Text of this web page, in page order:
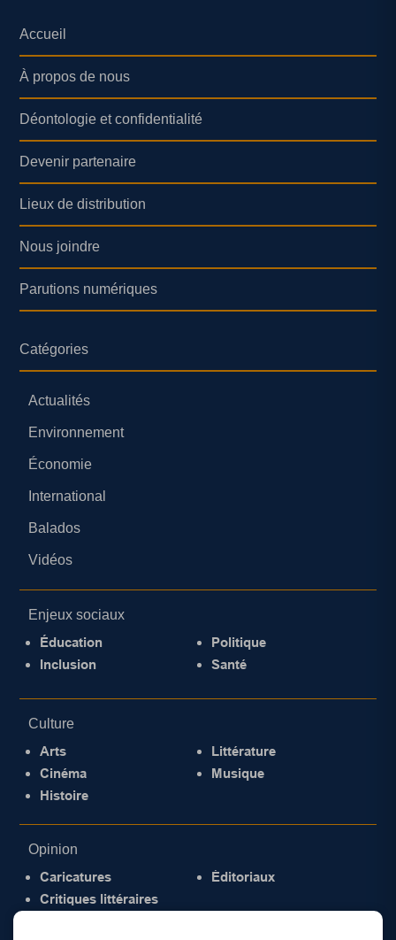
Accueil
À propos de nous
Déontologie et confidentialité
Devenir partenaire
Lieux de distribution
Nous joindre
Parutions numériques
Catégories
Actualités
Environnement
Économie
International
Balados
Vidéos
Enjeux sociaux
Éducation
Inclusion
Politique
Santé
Culture
Arts
Cinéma
Histoire
Littérature
Musique
Opinion
Caricatures
Critiques littéraires
Éditoriaux